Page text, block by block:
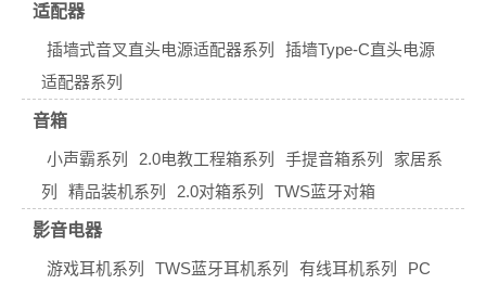
适配器
插墙式音叉直头电源适配器系列
插墙Type-C直头电源
适配器系列
音箱
小声霸系列 2.0电教工程箱系列 手提音箱系列
家居系
列
精品装机系列 2.0对箱系列 TWS蓝牙对箱
影音电器
游戏耳机系列 TWS蓝牙耳机系列 有线耳机系列
PC